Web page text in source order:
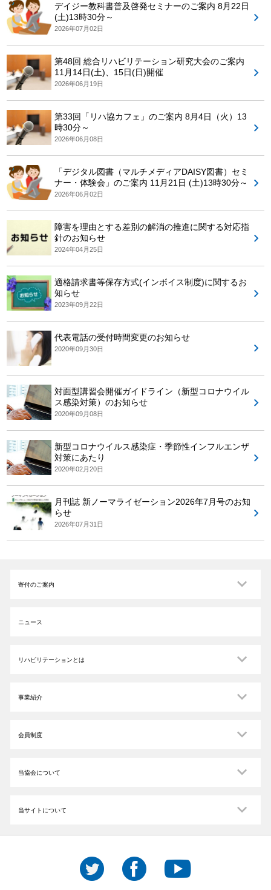
デイジー教科書普及啓発セミナーのご案内 8月22日
(土)13時30分～
2026年07月02日
第48回 総合リハビリテーション研究大会のご案内
11月14日(土)、15日(日)開催
2026年06月19日
第33回「リハ協カフェ」のご案内 8月4日（火）13
時30分～
2026年06月08日
「デジタル図書（マルチメディアDAISY図書）セミ
ナー・体験会」のご案内 11月21日 (土)13時30分～
2026年06月02日
障害を理由とする差別の解消の推進に関する対応指
針のお知らせ
2024年04月25日
適格請求書等保存方式(インボイス制度)に関するお
知らせ
2023年09月22日
代表電話の受付時間変更のお知らせ
2020年09月30日
対面型講習会開催ガイドライン（新型コロナウイル
ス感染対策）のお知らせ
2020年09月08日
新型コロナウイルス感染症・季節性インフルエンザ
対策にあたり
2020年02月20日
月刊誌 新ノーマライゼーション2026年7月号のお知
らせ
2026年07月31日
寄付のご案内
ニュース
リハビリテーションとは
事業紹介
会員制度
当協会について
当サイトについて